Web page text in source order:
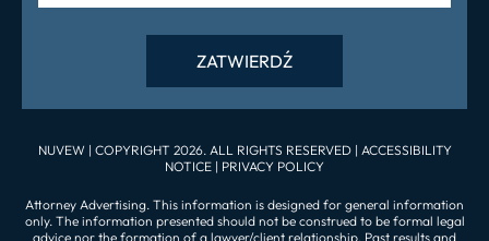
NUVEW | COPYRIGHT 2026. ALL RIGHTS RESERVED | ACCESSIBILITY
NOTICE | PRIVACY POLICY
Attorney Advertising. This information is designed for general information
only. The information presented should not be construed to be formal legal
advice nor the formation of a lawyer/client relationship. Past results and